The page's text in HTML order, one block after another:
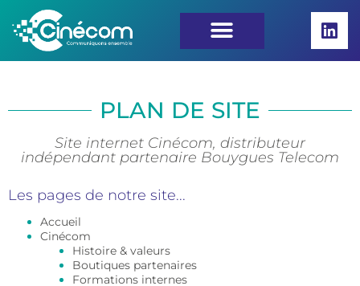
PLAN DE SITE
Site internet Cinécom, distributeur
indépendant partenaire Bouygues Telecom
Les pages de notre site...
Accueil
Cinécom
Histoire & valeurs
Boutiques partenaires
Formations internes